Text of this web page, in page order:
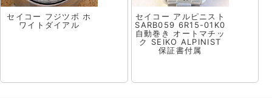
セイコー フジツボ ホ
ワイトダイアル
セイコー アルピニスト
SARB059 6R15-01K0
自動巻き オートマチッ
ク SEIKO ALPINIST
保証書付属